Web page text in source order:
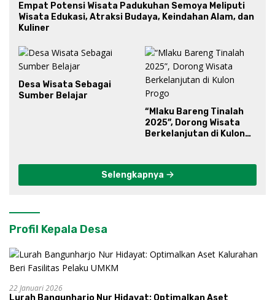
Empat Potensi Wisata Padukuhan Semoya Meliputi
Wisata Edukasi, Atraksi Budaya, Keindahan Alam, dan
Kuliner
Desa Wisata Sebagai
Sumber Belajar
“Mlaku Bareng Tinalah
2025”, Dorong Wisata
Berkelanjutan di Kulon
Selengkapnya
Profil Kepala Desa
22 Januari 2026
Lurah Bangunharjo Nur Hidayat: Optimalkan Aset